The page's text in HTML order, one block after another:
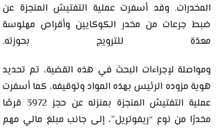
المخدرات. وقد أسفرت عملية التفتيش المنجزة عن
ضبط جرعات من مخدر الكوكايين وأقراص مهلوسة
معدّة للترويج بحوزته.
ومواصلة لإجراءات البحث في هذه القضية، تم تحديد
هوية مزوده الرئيس بهذه المواد وتوقيفه، كما أسفرت
عملية التفتيش المنجزة بمنزله عن حجز 3972 قرصًا
مخدرًا من نوع “ريفوتريل”، إلى جانب مبلغ مالي مهم